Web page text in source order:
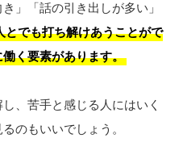
」「話の引き出しが多い」
とでも打ち解けあうことがで
く要素があります。
、苦手と感じる人にはいく
のもいいでしょう。